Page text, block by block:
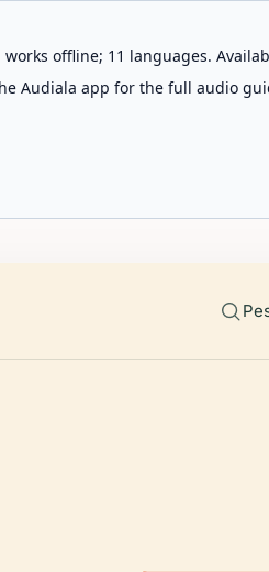
offline; 11 languages.
Audiala app for the full audio